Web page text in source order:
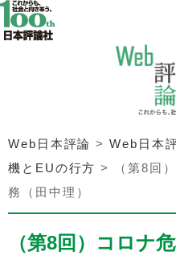
Web日本評論 >Web日本
機とEUの行方 >
（第8回
務（田中理）
（第8回）コロナ